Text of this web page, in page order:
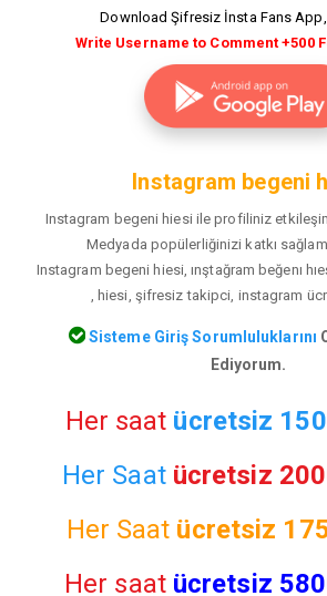
Download Şifresiz İnsta Fans
Write Username to Comment +500
Instagram begeni
Instagram begeni hiesi ile profiliniz
Medyada popülerliğinizi katkı
Instagram begeni hiesi, ınştağram beğenı
, hiesi, şifresiz takipci, instagram
Sisteme Giriş Sorumluluklarını
Ediyorum.
Her saat ücretsiz
Her Saat ücretsiz
Her Saat ücretsiz
Her saat ücretsiz